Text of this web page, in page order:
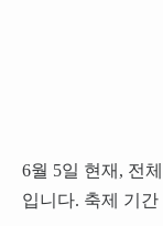
6월 5일 현재, 전
입니다. 축제 기